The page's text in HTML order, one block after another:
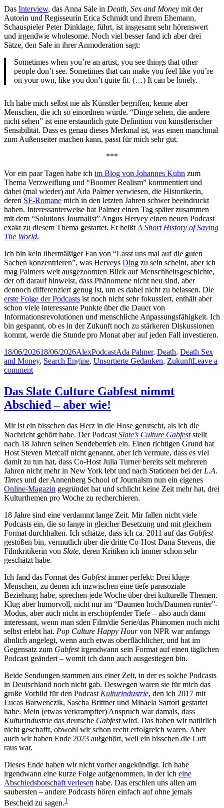
Das Interview, das Anna Sale in Death, Sex and Money mit der
Autorin und Regisseurin Erica Schmidt und ihrem Ehemann,
Schauspieler Peter Dinklage, führt, ist insgesamt sehr hörenswert
und irgendwie wholesome. Noch viel besser fand ich aber drei
Sätze, den Sale in ihrer Anmoderation sagt:
Sometimes when you’re an artist, you see things that other
people don’t see. Sometimes that can make you feel like you’re
on your own, like you don’t quite fit. (…) It can be lonely.
Ich habe mich selbst nie als Künstler begriffen, kenne aber
Menschen, die ich so einordnen würde. “Dinge sehen, die andere
nicht sehen” ist eine erstaunlich gute Definition von künstlerischer
Sensibilität. Dass es genau dieses Merkmal ist, was einen manchmal
zum Außenseiter machen kann, passt für mich sehr gut.
***
Vor ein paar Tagen habe ich im Blog von Johannes Kuhn zum
Thema Verzweiflung und “Boomer Realism” kommentiert und
dabei (mal wieder) auf Ada Palmer verwiesen, die Historikerin,
deren SF-Romane mich in den letzten Jahren schwer beeindruckt
haben. Interessanterweise hat Palmer einen Tag später zusammen
mit dem “Solutions Journalist” Angus Hervey einen neuen Podcast
exakt zu diesem Thema gestartet. Er heißt A Short History of Saving
The World.
Ich bin kein übermäßiger Fan von “Lasst uns mal auf die guten
Sachen konzentrieren”, was Herveys Ding zu sein scheint, aber ich
mag Palmers weit ausgezoomten Blick auf Menschheitsgeschichte,
der oft darauf hinweist, dass Phänomene nicht neu sind, aber
dennoch differenziert genug ist, um es dabei nicht zu belassen. Die
erste Folge der Podcasts ist noch nicht sehr fokussiert, enthält aber
schon viele interessante Punkte über die Dauer von
Informationsrevolutionen und menschliche Anpassungsfähigkeit. Ich
bin gespannt, ob es in der Zukunft noch zu stärkeren Diskussionen
kommt, werde die Stunde pro Monat aber auf jeden Fall investieren.
Posted
on
18/06/202618/06/2026Author
AlexCategories
PodcastTags
Ada Palmer, Death, Death Sex
and Money, Search Engine, Unsortierte Gedanken, ZukunftLeave a
commenton
Gedanken
#10:
Partys,
Zukunftsfragen
Das Slate Culture Gabfest nimmt
Abschied – aber wie!
Mir ist ein bisschen das Herz in die Hose gerutscht, als ich die
Nachricht gehört habe. Der PodcastSlate’s Culture Gabfeststellt
nach 18 Jahren seinen Sendebetrieb ein. Einen richtigen Grund hat
Host Steven Metcalf nicht genannt, aber ich vermute, dass es viel
damit zu tun hat, dass Co-Host Julia Turner bereits seit mehreren
Jahren nicht mehr in New York lebt und nach Stationen bei derL.A.
Times und der Annenberg School of Journalsm nun ein eigenes
Online-Magazin gegründet hat und schlicht keine Zeit mehr hat, drei
Kulturthemen pro Woche zu recherchieren.
18 Jahre sind eine verdammt lange Zeit. Mir fallen nicht viele
Podcasts ein, die so lange in gleicher Besetzung und mit gleichem
Format durchhalten. Ich schätze, dass ich ca. 2011 auf das Gabfest
gestoßen bin, vermutlich über die dritte Co-Host Dana Stevens, die
Filmkritikerin von Slate, deren Kritiken ich immer schon sehr
geschätzt habe.
Ich fand das Format des Gabfestimmer perfekt: Drei kluge
Menschen, zu denen ich inzwischen eine tiefe parasoziale
Beziehung habe, sprechen jede Woche über drei kulturelle Themen.
Klug aber humorvoll, nicht nur im “Daumen hoch/Daumen runter”-
Modus, aber auch nicht in erschöpfender Tiefe – also auch dann
interessant, wenn man sden Film/die Serie/das Phänomen noch nicht
selbst erlebt hat. Pop Culture Happy Hourvon NPR war anfangs
ähnlich angelegt, wenn auch etwas oberflächlicher, und hat im
Gegensatz zum Gabfestirgendwann sein Format auf einen täglichen
Podcast geändert – womit ich dann auch ausgestiegen bin.
Beide Sendungen stammen aus einer Zeit, in der es solche Podcasts
in Deutschland noch nicht gab. Deswegen waren sie für mich das
große Vorbild für den PodcastKulturindustrie, den ich 2017 mit
Lucas Barwenczik, Sascha Brittner und Mihaela Sartori gestartet
habe. Mein (etwas verkrampfter) Anspruch war damals, dass
Kulturindustrie das deutsche Gabfestwird. Das haben wir natürlich
nicht geschafft, obwohl wir schon recht erfolgreich waren. Aber
auch wir haben Ende 2023 aufgehört, weil ein bisschen die Luft
raus war.
Dieses Ende haben wir nicht vorher angekündigt. Ich habe
irgendwann eine kurze Folge aufgenommen, in der ich eine
Abschiedsbotschaft verlesen habe. Das erschien uns allen am
saubersten – andere Podcasts hören einfach auf ohne jemals
Bescheid zu sagen.1